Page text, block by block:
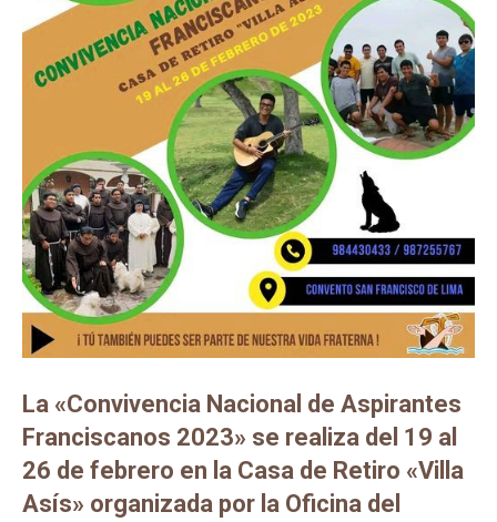
La «Convivencia Nacional de Aspirantes
Franciscanos 2023» se realiza del 19 al
26 de febrero en la Casa de Retiro «Villa
Asís» organizada por la Oficina del